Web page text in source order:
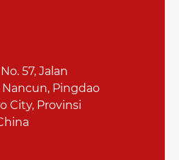
57, Jalan
Nancun, Pingdao
City, Provinsi